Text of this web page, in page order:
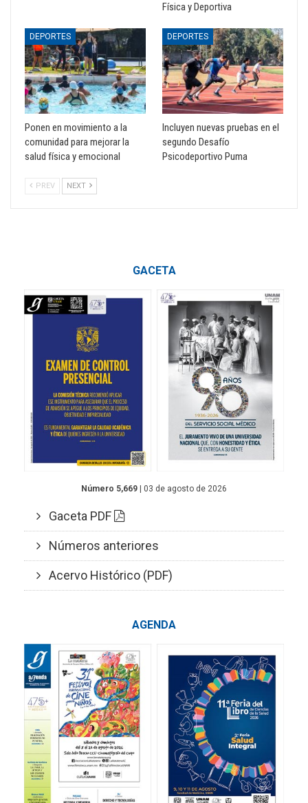
Física y Deportiva
DEPORTES
Ponen en movimiento a la
comunidad para mejorar la
salud física y emocional
DEPORTES
Incluyen nuevas pruebas en el
segundo Desafío
Psicodeportivo Puma
PREV NEXT
GACETA
Número 5,669 | 03 de agosto de 2026
Gaceta PDF
Números anteriores
Acervo Histórico (PDF)
AGENDA